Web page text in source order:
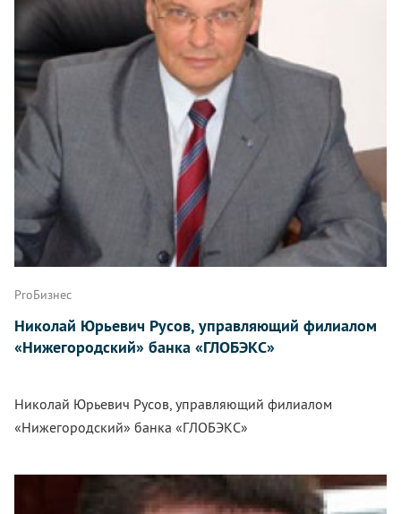
ProБизнес
Николай Юрьевич Русов, управляющий филиалом
«Нижегородский» банка «ГЛОБЭКС»
Николай Юрьевич Русов, управляющий филиалом
«Нижегородский» банка «ГЛОБЭКС»